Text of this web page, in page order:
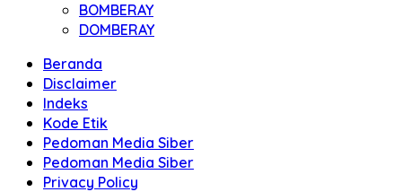
BOMBERAY
DOMBERAY
Beranda
Disclaimer
Indeks
Kode Etik
Pedoman Media Siber
Pedoman Media Siber
Privacy Policy